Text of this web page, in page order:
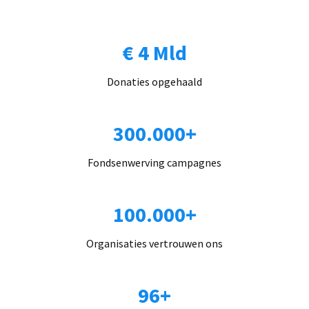
€ 4 Mld
Donaties opgehaald
300.000+
Fondsenwerving campagnes
100.000+
Organisaties vertrouwen ons
96+